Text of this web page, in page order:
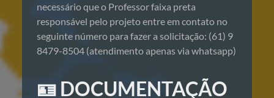
necessário que o Professor faixa preta
responsável pelo projeto entre em contato no
seguinte número para fazer a solicitação: (61) 9
8479-8504 (atendimento apenas via whatsapp)
🪪 DOCUMENTAÇÃO